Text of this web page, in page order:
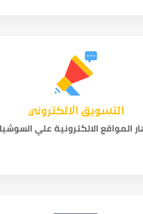
التسويق الالكتروني
المواقع الالكترونية علي